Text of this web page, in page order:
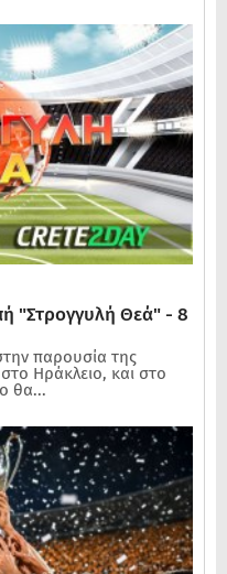
"Στρογγυλή Θεά" - 8
παρουσία της
Ηράκλειο, και στο
θα...